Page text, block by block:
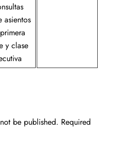
asientos
y clase
be published. Required